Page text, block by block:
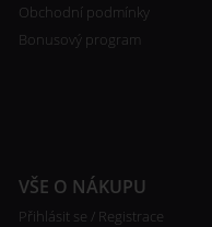
Obchodní podmínky
Bonusový program
VŠE O NÁKUPU
Přihlásit se / Registrace